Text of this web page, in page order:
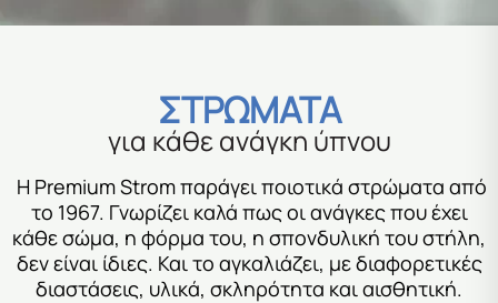
ΣΤΡΩΜΑΤΑ
για κάθε ανάγκη ύπνου
Η Premium Strom παράγει ποιοτικά στρώματα από
το 1967. Γνωρίζει καλά πως οι ανάγκες που έχει
κάθε σώμα, η φόρμα του, η σπονδυλική του στήλη,
δεν είναι ίδιες. Και το αγκαλιάζει, με διαφορετικές
διαστάσεις, υλικά, σκληρότητα και αισθητική.